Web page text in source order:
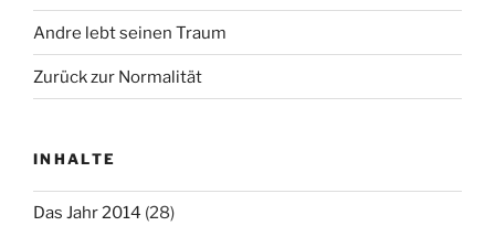
Andre lebt seinen Traum
Zurück zur Normalität
INHALTE
Das Jahr 2014 (28)